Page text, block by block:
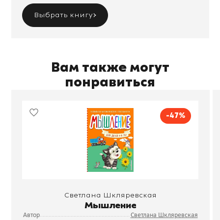
Выбрать книгу
Вам также могут
понравиться
-47%
Светлана Шкляревская
Мышление
Автор
Светлана Шкляревская